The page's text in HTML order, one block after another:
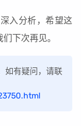
入分析，希望这
下次再见。
如有疑问，请联